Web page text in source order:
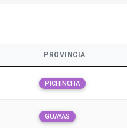
PROVINCIA
PICHINCHA
GUAYAS